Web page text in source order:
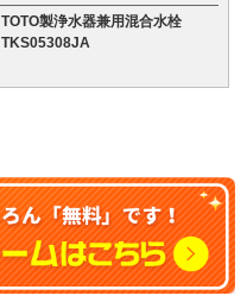
TOTO製浄水器兼用混合水栓
TKS05308JA